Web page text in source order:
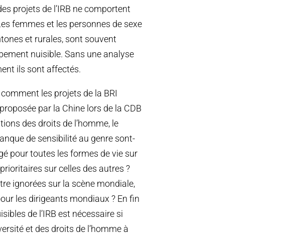
projets de l’IRB ne comportent
femmes et les personnes de sexe
et rurales, sont souvent
nuisible. Sans une analyse
ils sont affectés.
les projets de la BRI
par la Chine lors de la CDB
des droits de l’homme, le
de sensibilité au genre sont-
pour toutes les formes de vie sur
sur celles des autres ?
ignorées sur la scène mondiale,
les dirigeants mondiaux ? En fin
de l’IRB est nécessaire si
et des droits de l’homme à